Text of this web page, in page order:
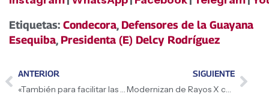
Etiquetas: Condecora, Defensores de la Guayana
Esequiba, Presidenta (E) Delcy Rodríguez
ANTERIOR SIGUIENTE